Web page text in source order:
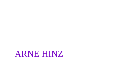
ARNE HINZ